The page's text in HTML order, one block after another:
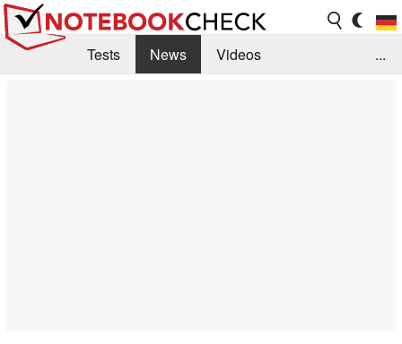
Tests News
Videos
...